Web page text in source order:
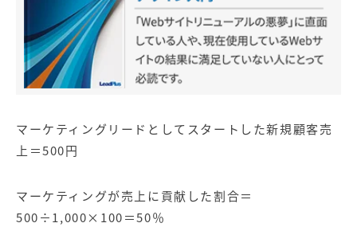
マーケティングリードとしてスタートした新規顧客売
上＝500円
マーケティングが売上に貢献した割合＝
500÷1,000×100＝50％